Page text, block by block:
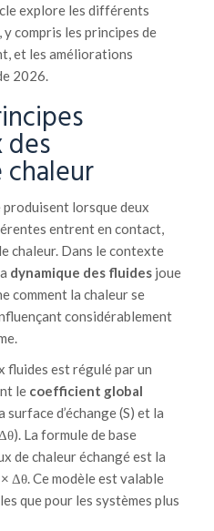
explore les différents
compris les principes de
et les améliorations
2026.
chaleur
produisent lorsque deux
entrent en contact,
chaleur. Dans le contexte
dynamique des fluides joue
comment la chaleur se
considérablement
fluides est régulé par un
le coefficient global
surface d’échange (S) et la
La formule de base
de chaleur échangé est la
Δθ. Ce modèle est valable
que pour les systèmes plus